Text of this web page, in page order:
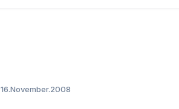
16.November.2008